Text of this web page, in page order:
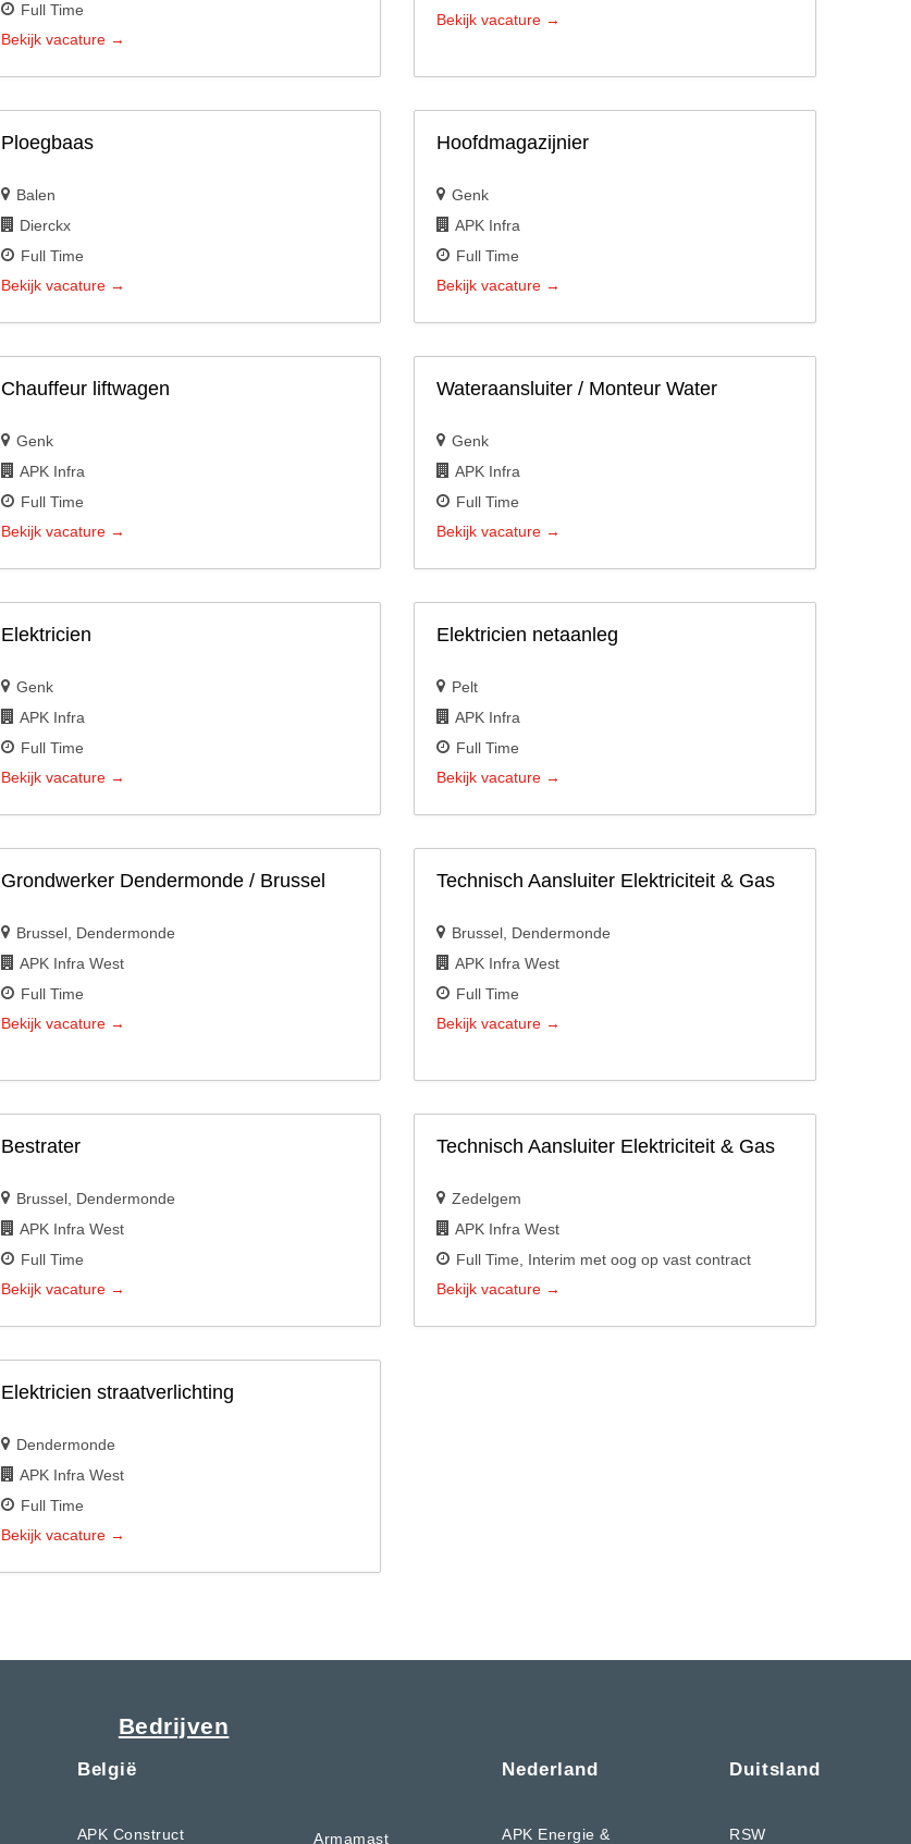
Full Time
Bekijk vacature
Bekijk vacature
Ploegbaas
Balen
Dierckx
Full Time
Bekijk vacature
Hoofdmagazijnier
Genk
APK Infra
Full Time
Bekijk vacature
Chauffeur liftwagen
Genk
APK Infra
Full Time
Bekijk vacature
Wateraansluiter / Monteur Water
Genk
APK Infra
Full Time
Bekijk vacature
Elektricien
Genk
APK Infra
Full Time
Bekijk vacature
Elektricien netaanleg
Pelt
APK Infra
Full Time
Bekijk vacature
Grondwerker Dendermonde / Brussel
Brussel Dendermonde
APK Infra West
Full Time
Bekijk vacature
Technisch Aansluiter Elektriciteit & Gas
Brussel Dendermonde
APK Infra West
Full Time
Bekijk vacature
Bestrater
Brussel Dendermonde
APK Infra West
Full Time
Bekijk vacature
Technisch Aansluiter Elektriciteit & Gas
Zedelgem
APK Infra West
Full Time
Interim met oog op vast contract
Bekijk vacature
Elektricien straatverlichting
Dendermonde
APK Infra West
Full Time
Bekijk vacature
Bedrijven
België
APK Construct Armamast
Nederland
APK Energie &
Duitsland
RSW